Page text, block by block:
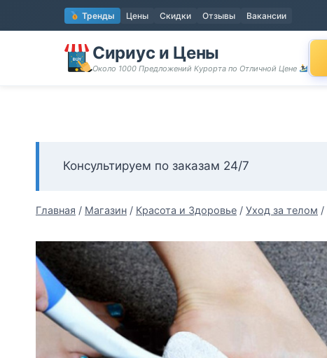
к
содержимому
Тренды Цены Скидки Отзывы Вакансии
Сириус и Цены
Около 1000 Предложений Курорта по Отличной Цене
Консультируем по заказам 24/7
Главная / Магазин / Красота и Здоровье / Уход за телом /